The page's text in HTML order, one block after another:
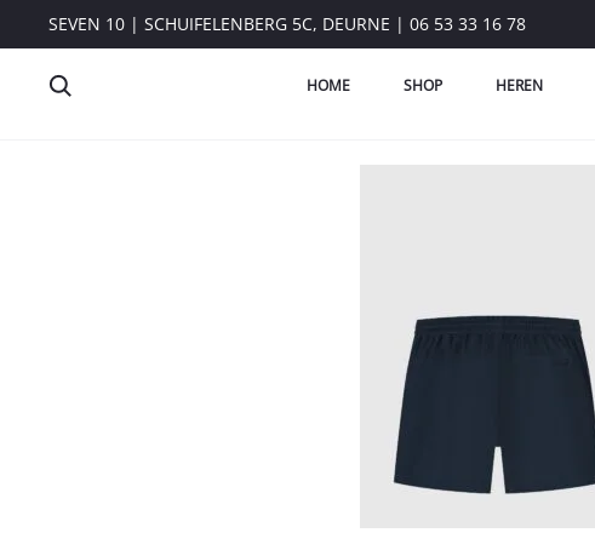
SEVEN 10 | SCHUIFELENBERG 5C, DEURNE | 06 53 33 16 78
HOME SHOP HEREN